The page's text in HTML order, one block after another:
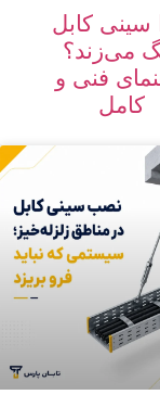
سینی کابل
می‌زند؟
فنی و
کامل